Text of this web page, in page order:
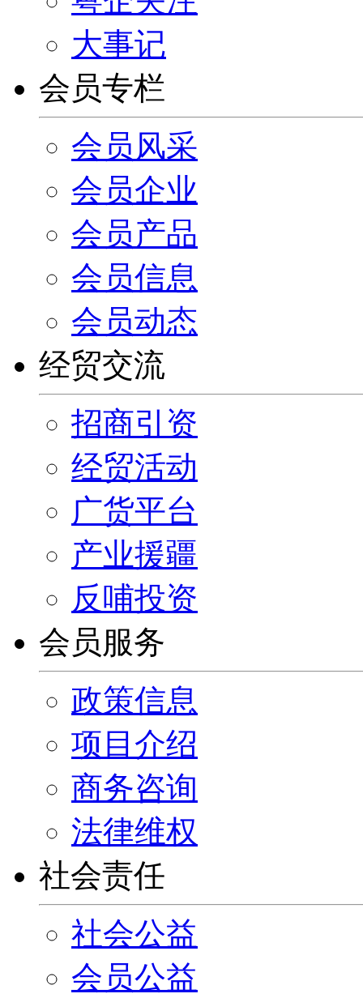
大事记
会员专栏
会员风采
会员企业
会员产品
会员信息
会员动态
经贸交流
招商引资
经贸活动
广货平台
产业援疆
反哺投资
会员服务
政策信息
项目介绍
商务咨询
法律维权
社会责任
社会公益
会员公益